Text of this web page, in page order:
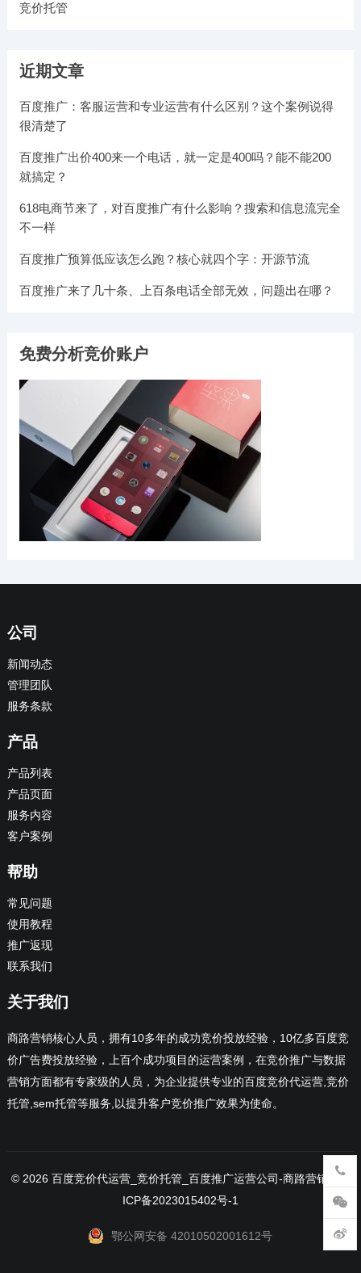
竞价托管
近期文章
百度推广：客服运营和专业运营有什么区别？这个案例说得
很清楚了
百度推广出价400来一个电话，就一定是400吗？能不能200
就搞定？
618电商节来了，对百度推广有什么影响？搜索和信息流完全
不一样
百度推广预算低应该怎么跑？核心就四个字：开源节流
百度推广来了几十条、上百条电话全部无效，问题出在哪？
免费分析竞价账户
公司
新闻动态
管理团队
服务条款
产品
产品列表
产品页面
服务内容
客户案例
帮助
常见问题
使用教程
推广返现
联系我们
关于我们
商路营销核心人员，拥有10多年的成功竞价投放经验，10亿多百度竞
价广告费投放经验，上百个成功项目的运营案例，在竞价推广与数据
营销方面都有专家级的人员，为企业提供专业的百度竞价代运营,竞价
托管,sem托管等服务,以提升客户竞价推广效果为使命。
© 2026 百度竞价代运营_竞价托管_百度推广运营公司-商路营销 - 鄂
ICP备2023015402号-1
鄂公网安备 42010502001612号